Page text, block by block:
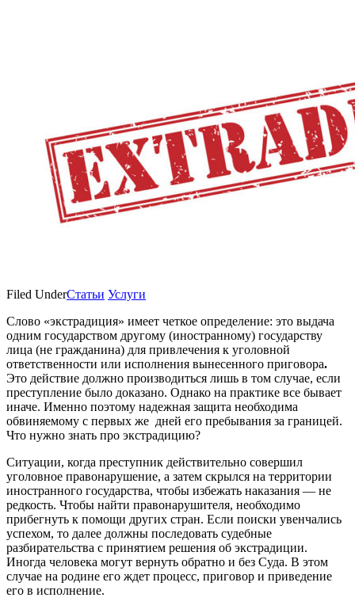
Filed UnderСтатьи Услуги
Слово «экстрадиция» имеет четкое определение: это выдача
одним государством другому (иностранному) государству
лица (не гражданина) для привлечения к уголовной
ответственности или исполнения вынесенного приговора.
Это действие должно производиться лишь в том случае, если
преступление было доказано. Однако на практике все бывает
иначе. Именно поэтому надежная защита необходима
обвиняемому с первых же дней его пребывания за границей.
Что нужно знать про экстрадицию?
Ситуации, когда преступник действительно совершил
уголовное правонарушение, а затем скрылся на территории
иностранного государства, чтобы избежать наказания — не
редкость. Чтобы найти правонарушителя, необходимо
прибегнуть к помощи других стран. Если поиски увенчались
успехом, то далее должны последовать судебные
разбирательства с принятием решения об экстрадиции.
Иногда человека могут вернуть обратно и без Суда. В этом
случае на родине его ждет процесс, приговор и приведение
его в исполнение.